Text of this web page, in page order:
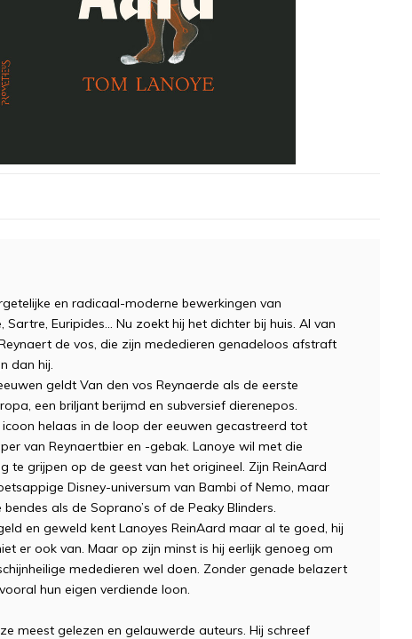
en radicaal-moderne bewerkingen van
Sartre, Euripides... Nu zoekt hij het dichter bij huis. Al van
de vos, die zijn mededieren genadeloos afstraft
dan hij.
geldt Van den vos Reynaerde als de eerste
een briljant berijmd en subversief dierenepos.
helaas in de loop der eeuwen gecastreerd tot
van Reynaertbier en -gebak. Lanoye wil met die
te grijpen op de geest van het origineel. Zijn ReinAard
Disney-universum van Bambi of Nemo, maar
als de Soprano’s of de Peaky Blinders.
en geweld kent Lanoyes ReinAard maar al te goed, hij
er ook van. Maar op zijn minst is hij eerlijk genoeg om
mededieren wel doen. Zonder genade belazert
hun eigen verdiende loon.
meest gelezen en gelauwerde auteurs. Hij schreef